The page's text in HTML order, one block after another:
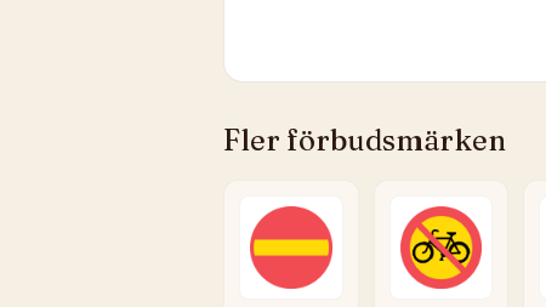
Fler förbudsmärken